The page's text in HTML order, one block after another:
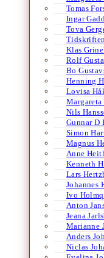
Tomas
Ingar Gadd
Tova
Klas
Rolf
Bo
Henning
Lovisa
Nils
Gunnar D
Simon
Magnus
Anne
Kenneth
Lars
Johannes
Ivo
Anton
Jeana
Marianne
Anders
Niclas